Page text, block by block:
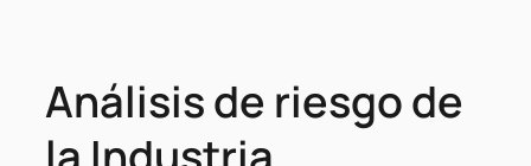
Análisis de riesgo de